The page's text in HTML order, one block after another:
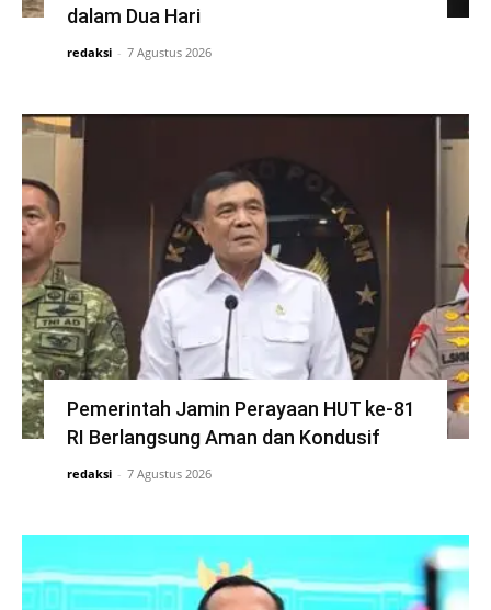
dalam Dua Hari
redaksi - 7 Agustus 2026
Pemerintah Jamin Perayaan HUT ke-81
RI Berlangsung Aman dan Kondusif
redaksi - 7 Agustus 2026